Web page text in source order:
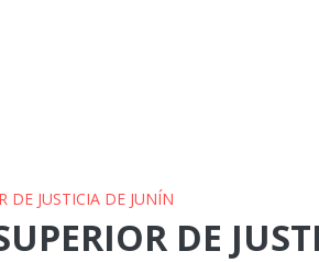
DE JUSTICIA DE JUNÍN
DE